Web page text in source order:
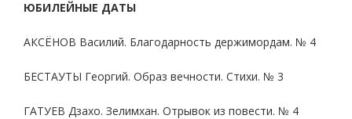
ЮБИЛЕЙНЫЕ ДАТЫ
АКСЁНОВ Василий. Благодарность держимордам. № 4
БЕСТАУТЫ Георгий. Образ вечности. Стихи. № 3
ГАТУЕВ Дзахо. Зелимхан. Отрывок из повести. № 4